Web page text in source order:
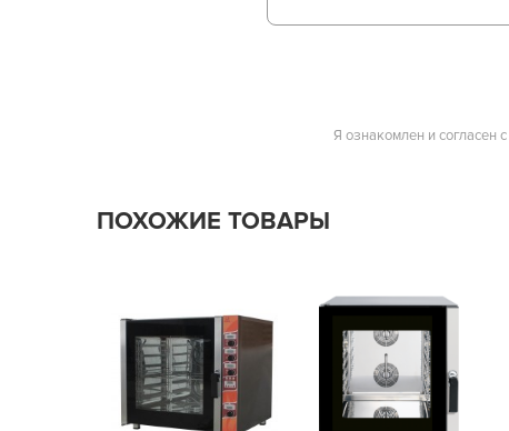
Я ознакомлен и согласен с
ПОХОЖИЕ ТОВАРЫ